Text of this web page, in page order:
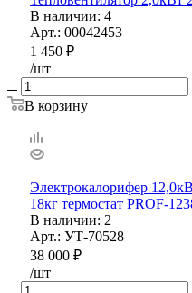
В наличии: 4
Арт.: 00042453
1 450 ₽
/шт
В корзину
Электрокалорифер
18кг термостат PROF-
В наличии: 2
Арт.: УТ-70528
38 000 ₽
/шт